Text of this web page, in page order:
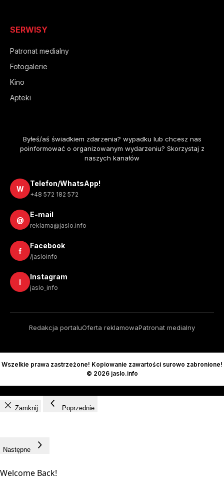
SERWISY
Patronat medialny
Fotogalerie
Kino
Apteki
Byłeś/aś świadkiem zdarzenia? wypadku lub chcesz nas
poinformować o organizowanym wydarzeniu? Skorzystaj z
naszych kanałów
W
Telefon/WhatsApp!
+48 572 182 572
@
E-mail
reklama@jaslo.info
f
Facebook
/jasloinfo
I
Instagram
jaslo_info
Redakcja portaluOferta reklamowaPatronat medialny
Wszelkie prawa zastrzeżone! Kopiowanie zawartości surowo zabronione!
© 2026 jaslo.info
Zamknij Poprzednie
Następne
Welcome Back!